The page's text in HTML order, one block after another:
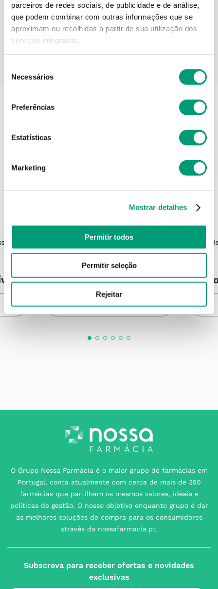
parceiros de redes sociais, de publicidade e de análise,
que podem combinar com outras informações que se
aproximam ou recolhidas a partir de sua utilização dos
serviços integrados.
Necessários
Preferências
Estatísticas
Marketing
Mostrar detalhes
Permitir todos
Permitir seleção
Rejeitar
Informações técnicas
MUSSVITAL
Mussvital Dermactive Loção Corporal
P Sens 1000ml
Produto Indisponível
NOTIFICAR-ME
O Grupo Nossa Farmácia é o maior grupo de farmácias em
Portugal, conta atualmente com cerca de mais de 350
farmácias que partilham os mesmos valores, ideais e
políticas de gestão. O nosso objetivo enquanto grupo é dar
as melhores soluções de compra para os consumidores
através da nossafarmacia.pt.
Subscreva para receber ofertas e novidades
exclusivas